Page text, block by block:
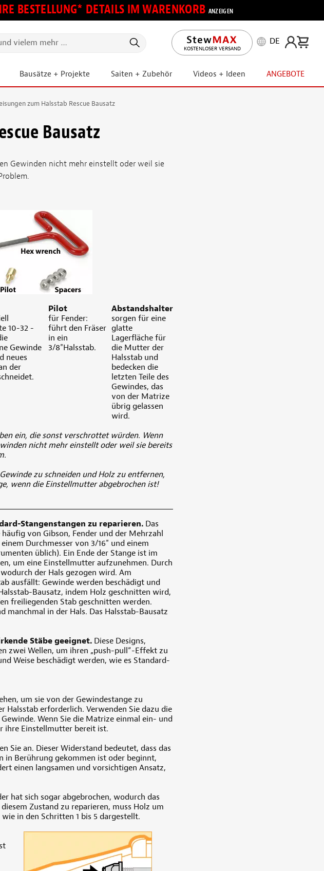
BESTELLUNG* DETAILS IM WARENKORB ANZEIGEN
KOSTENLOSER VERSAND
DE
Bausätze + Projekte Saiten + Zubehör Videos + Ideen ANGEBOTE
zum Halsstab Rescue Bausatz
Bausatz
Gewinden nicht mehr einstellt oder weil sie
10-32 -
Gewinde
neues
der
Pilot
für Fender:
führt den Fräser
in ein
3/8"Halsstab.
Abstandshalter
sorgen für eine
glatte
Lagerfläche für
die Mutter der
Halsstab und
bedecken die
letzten Teile des
Gewindes, das
von der Matrize
übrig gelassen
wird.
ein, die sonst verschrottet würden. Wenn
nicht mehr einstellt oder weil sie bereits
zu schneiden und Holz zu entfernen,
wenn die Einstellmutter abgebrochen ist!
Stangenstangen zu reparieren.Das
von Gibson, Fender und der Mehrzahl
Durchmesser von 3/16" und einem
üblich). Ein Ende der Stange ist im
um eine Einstellmutter aufzunehmen. Durch
der Hals gezogen wird. Am
ausfällt: Gewinde werden beschädigt und
Bausatz, indem Holz geschnitten wird,
freiliegenden Stab geschnitten werden.
in der Hals. Das Halsstab-Bausatz
Stäbe geeignet.Diese Designs,
zwei Wellen, um ihren „push-pull“-Effekt zu
Weise beschädigt werden, wie es Standard-
um sie von der Gewindestange zu
Halsstab erforderlich. Verwenden Sie dazu die
Wenn Sie die Matrize einmal ein- und
ihre Einstellmutter bereit ist.
Sie an. Dieser Widerstand bedeutet, dass das
in Berührung gekommen ist oder beginnt,
einen langsamen und vorsichtigen Ansatz,
hat sich sogar abgebrochen, wodurch das
Zustand zu reparieren, muss Holz um
in den Schritten 1 bis 5 dargestellt.